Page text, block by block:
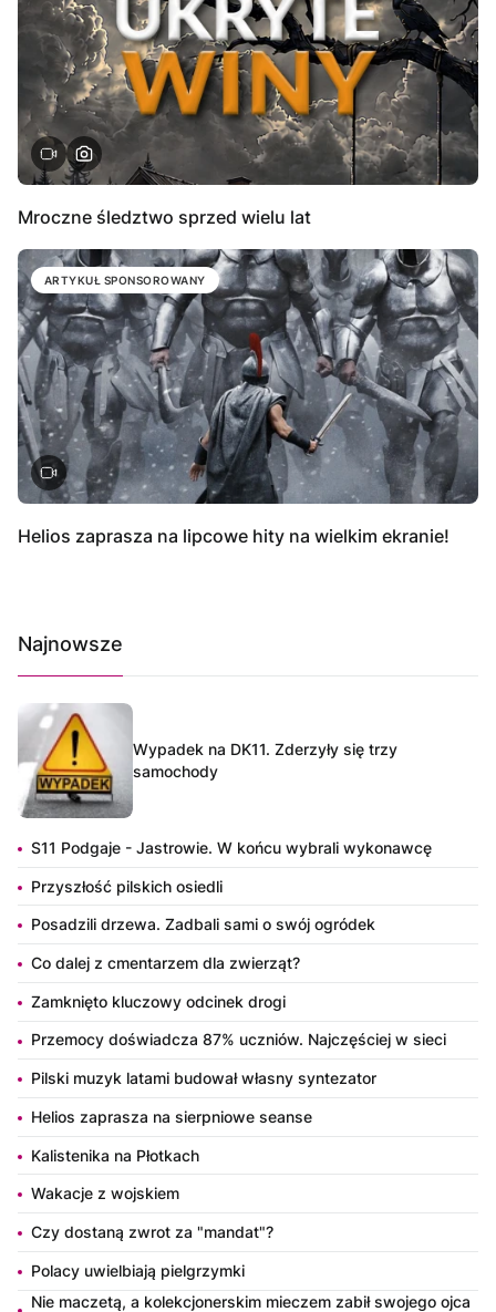
Mroczne śledztwo sprzed wielu lat
ARTYKUŁ SPONSOROWANY
Helios zaprasza na lipcowe hity na wielkim ekranie!
Najnowsze
Wypadek na DK11. Zderzyły się trzy
samochody
S11 Podgaje - Jastrowie. W końcu wybrali wykonawcę
Przyszłość pilskich osiedli
Posadzili drzewa. Zadbali sami o swój ogródek
Co dalej z cmentarzem dla zwierząt?
Zamknięto kluczowy odcinek drogi
Przemocy doświadcza 87% uczniów. Najczęściej w sieci
Pilski muzyk latami budował własny syntezator
Helios zaprasza na sierpniowe seanse
Kalistenika na Płotkach
Wakacje z wojskiem
Czy dostaną zwrot za "mandat"?
Polacy uwielbiają pielgrzymki
Nie maczetą, a kolekcjonerskim mieczem zabił swojego ojca